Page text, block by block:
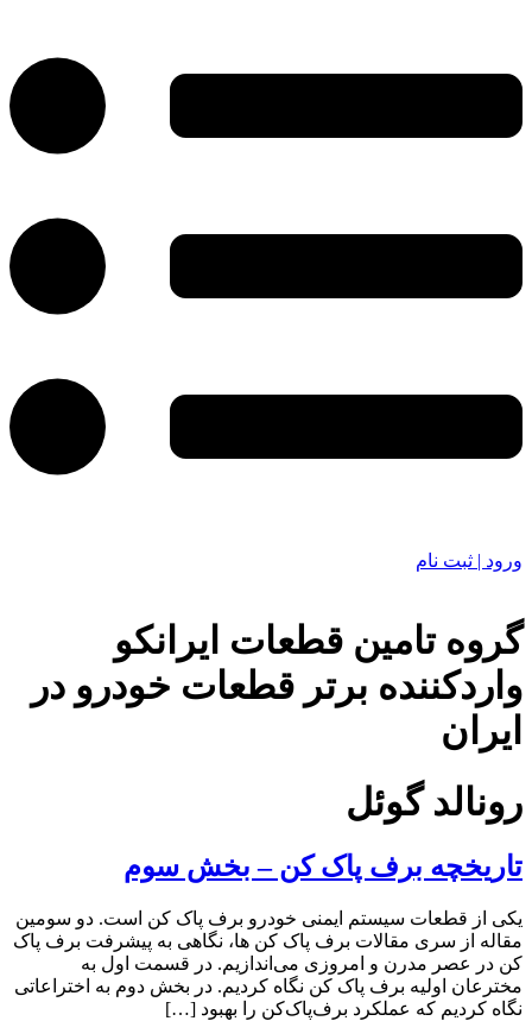
ورود | ثبت نام
گروه تامین قطعات ایرانکو
واردکننده برتر قطعات خودرو در
ایران
رونالد گوئل
تاریخچه برف پاک کن – بخش سوم
یکی از قطعات سیستم ایمنی خودرو برف پاک کن است. دو سومین
مقاله از سری مقالات برف پاک کن ها، نگاهی به پیشرفت برف پاک
کن در عصر مدرن و امروزی می‌اندازیم. در قسمت اول به
مخترعان اولیه برف پاک کن نگاه کردیم. در بخش دوم به اختراعاتی
نگاه کردیم که عملکرد برف‌پاک‌کن را بهبود […]